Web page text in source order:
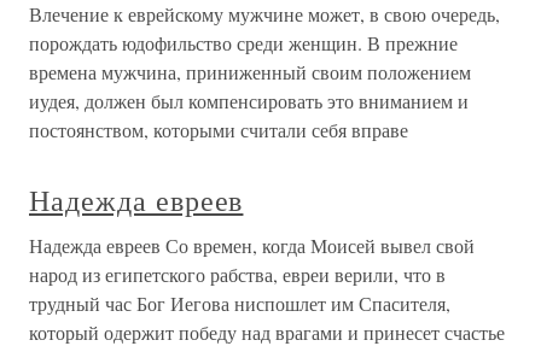
Влечение к еврейскому мужчине может, в свою очередь,
порождать юдофильство среди женщин. В прежние
времена мужчина, приниженный своим положением
иудея, должен был компенсировать это вниманием и
постоянством, которыми считали себя вправе
Надежда евреев
Надежда евреев Со времен, когда Моисей вывел свой
народ из египетского рабства, евреи верили, что в
трудный час Бог Иегова ниспошлет им Спасителя,
который одержит победу над врагами и принесет счастье